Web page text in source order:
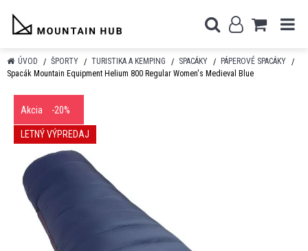
ÚVOD ŠPORTY TURISTIKA A KEMPING SPACÁKY
PÁPEROVÉ SPACÁKY
Spacák Mountain Equipment Helium 800 Regular Women's Medieval Blue
Akcia -20%
LETNÝ VÝPREDAJ